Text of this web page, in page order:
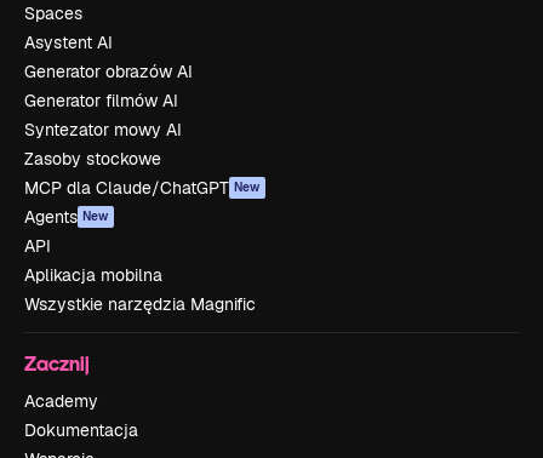
Spaces
Asystent AI
Generator obrazów AI
Generator filmów AI
Syntezator mowy AI
Zasoby stockowe
MCP dla Claude/ChatGPT New
Agents New
API
Aplikacja mobilna
Wszystkie narzędzia Magnific
Zacznij
Academy
Dokumentacja